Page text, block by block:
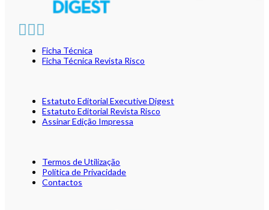
Ficha Técnica
Ficha Técnica Revista Risco
Estatuto Editorial Executive Digest
Estatuto Editorial Revista Risco
Assinar Edição Impressa
Termos de Utilização
Política de Privacidade
Contactos